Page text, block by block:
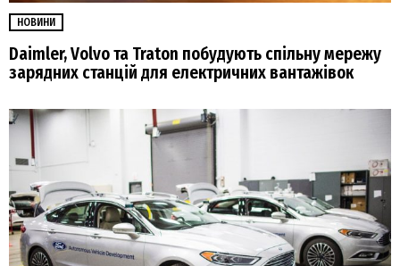
НОВИНИ
Daimler, Volvo та Traton побудують спільну мережу
зарядних станцій для електричних вантажівок